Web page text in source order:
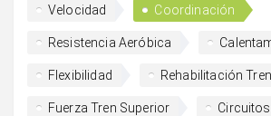
Velocidad Coordinación
Resistencia Aeróbica
Flexibilidad Rehabilitación
Fuerza Tren Superior Circuitos